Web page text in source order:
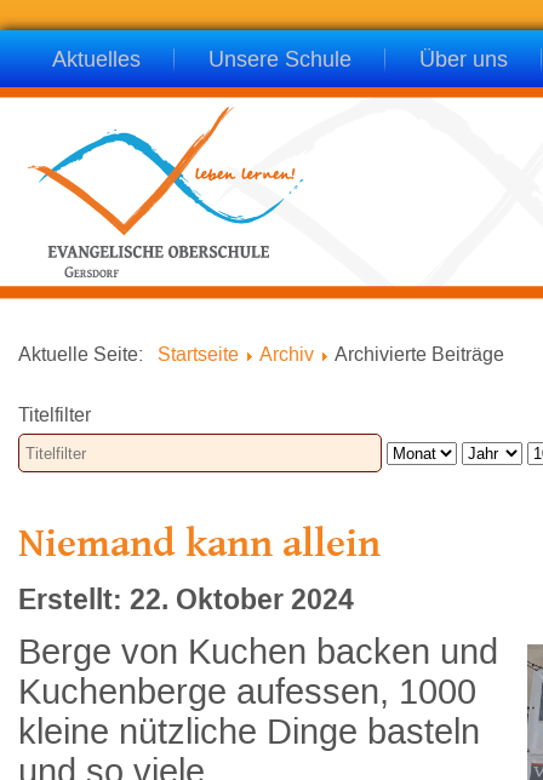
Aktuelles Unsere Schule Über uns
Aktuelle Seite: Startseite Archiv Archivierte Beiträge
Titelfilter
Niemand kann allein
Erstellt: 22. Oktober 2024
Berge von Kuchen backen und
Kuchenberge aufessen, 1000
kleine nützliche Dinge basteln